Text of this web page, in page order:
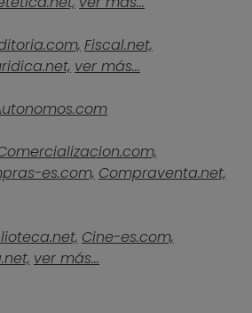
Fiscal.net,
ver más...
es.com, Compraventa.net,
Cine-es.com,
ver más...